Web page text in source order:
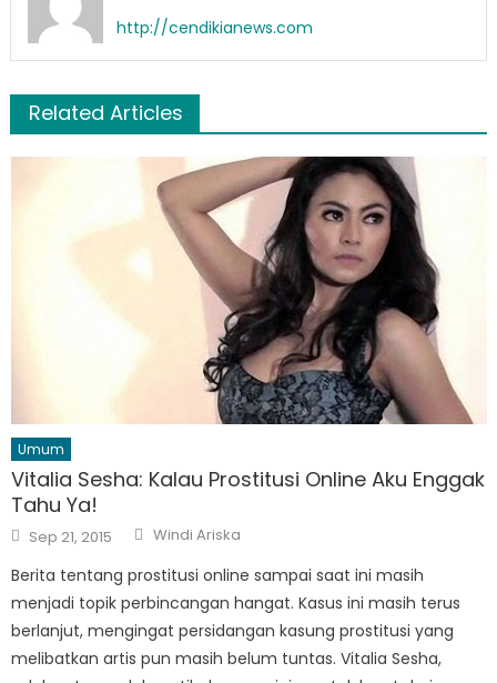
http://cendikianews.com
Related Articles
Umum
Vitalia Sesha: Kalau Prostitusi Online Aku Enggak
Tahu Ya!
Posted
on
Sep 21, 2015 Author
Windi Ariska
Berita tentang prostitusi online sampai saat ini masih
menjadi topik perbincangan hangat. Kasus ini masih terus
berlanjut, mengingat persidangan kasung prostitusi yang
melibatkan artis pun masih belum tuntas. Vitalia Sesha,